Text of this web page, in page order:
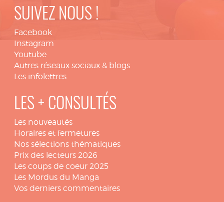
SUIVEZ NOUS !
Facebook
Instagram
Youtube
Autres réseaux sociaux & blogs
Les infolettres
LES + CONSULTÉS
Les nouveautés
Horaires et fermetures
Nos sélections thématiques
Prix des lecteurs 2026
Les coups de coeur 2025
Les Mordus du Manga
Vos derniers commentaires